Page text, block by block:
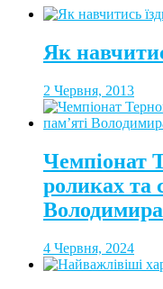
Як
2 Червня, 2013
Чемпіонат
роликах та
4 Червня, 2024